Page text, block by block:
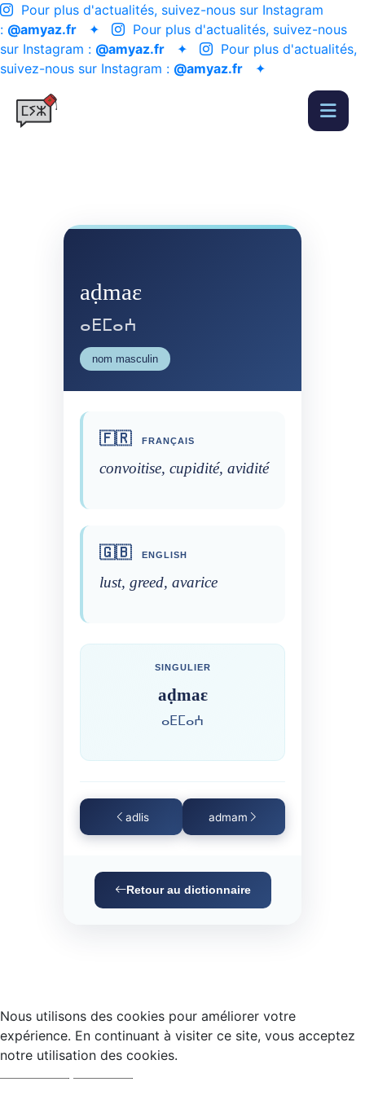
Pour plus d'actualités, suivez-nous sur Instagram
: @amyaz.fr ✦
Pour plus d'actualités, suivez-nous
sur Instagram : @amyaz.fr ✦
Pour plus d'actualités,
suivez-nous sur Instagram : @amyaz.fr ✦
aḍmaɛ
ⴰⴹⵎⴰⵄ
nom masculin
🇫🇷 FRANÇAIS
convoitise, cupidité, avidité
🇬🇧 ENGLISH
lust, greed, avarice
SINGULIER
aḍmaɛ
ⴰⴹⵎⴰⵄ
adlis admam
Retour au dictionnaire
Nous utilisons des cookies pour améliorer votre
expérience. En continuant à visiter ce site, vous acceptez
notre utilisation des cookies.